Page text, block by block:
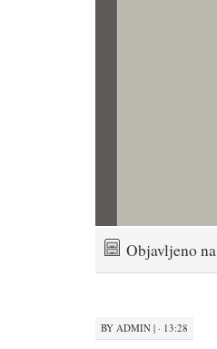
Objavljeno na
BY ADMIN | · 13:28